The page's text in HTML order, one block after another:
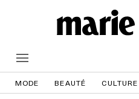
MODE BEAUTÉ CULTURE